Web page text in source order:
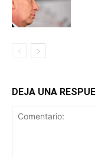
DEJA UNA